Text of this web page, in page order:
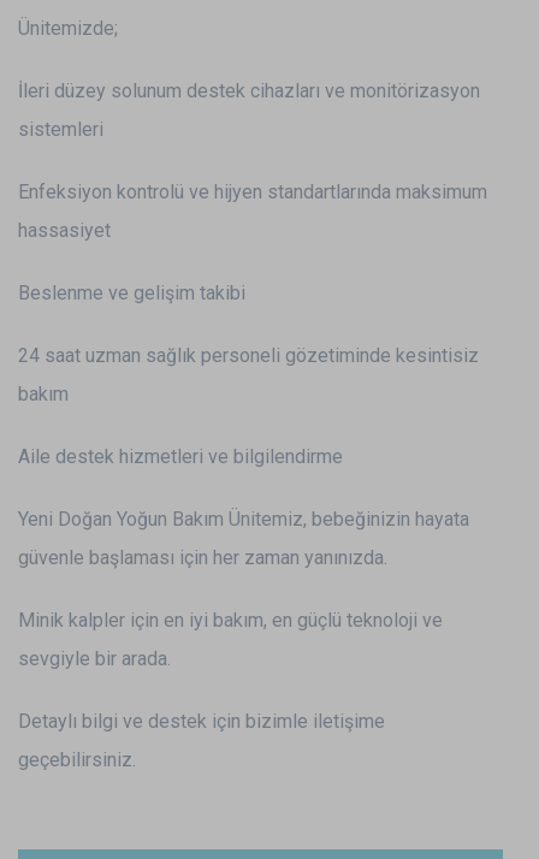
Ünitemizde;
İleri düzey solunum destek cihazları ve monitörizasyon
sistemleri
Enfeksiyon kontrolü ve hijyen standartlarında maksimum
hassasiyet
Beslenme ve gelişim takibi
24 saat uzman sağlık personeli gözetiminde kesintisiz
bakım
Aile destek hizmetleri ve bilgilendirme
Yeni Doğan Yoğun Bakım Ünitemiz, bebeğinizin hayata
güvenle başlaması için her zaman yanınızda.
Minik kalpler için en iyi bakım, en güçlü teknoloji ve
sevgiyle bir arada.
Detaylı bilgi ve destek için bizimle iletişime
geçebilirsiniz.